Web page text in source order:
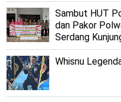
Sambut HUT
dan Pakor
Serdang
Whisnu